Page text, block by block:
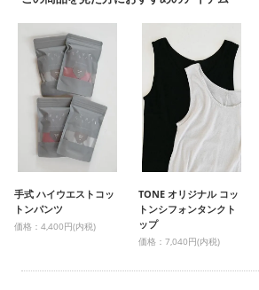
手式 ハイウエストコッ
トンパンツ
価格：4,400円(内税)
TONE オリジナル コッ
トンシフォンタンクト
ップ
価格：7,040円(内税)